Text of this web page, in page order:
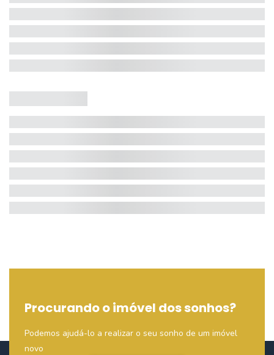
Procurando o imóvel dos sonhos?
Podemos ajudá-lo a realizar o seu sonho de um imóvel
novo